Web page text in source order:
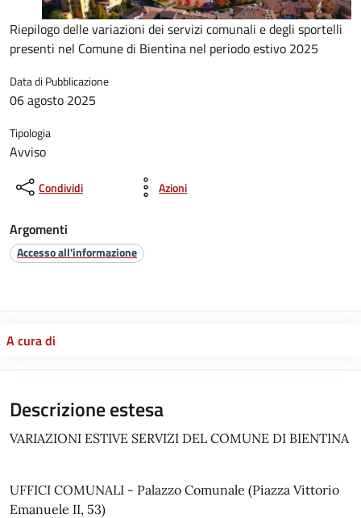
Riepilogo delle variazioni dei servizi comunali e degli sportelli
presenti nel Comune di Bientina nel periodo estivo 2025
Data di Pubblicazione
06 agosto 2025
Tipologia
Avviso
Condividi Azioni
Argomenti
Accesso all'informazione
A cura di
Descrizione estesa
VARIAZIONI ESTIVE SERVIZI DEL COMUNE DI BIENTINA
UFFICI COMUNALI - Palazzo Comunale (Piazza Vittorio
Emanuele II, 53)